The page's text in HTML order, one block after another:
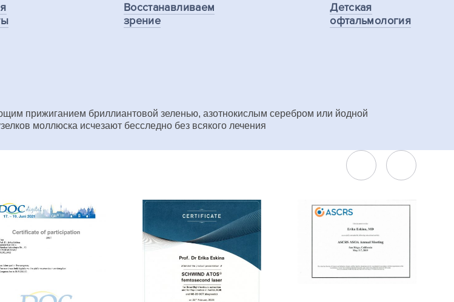
Восстанавливаем
зрение
Детская
офтальмология
прижиганием бриллиантовой зеленью, азотнокислым серебром или йодной
моллюска исчезают бесследно без всякого лечения